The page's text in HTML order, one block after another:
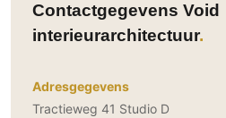
Contactgegevens Void
interieurarchitectuur
Adresgegevens
Tractieweg 41 Studio D